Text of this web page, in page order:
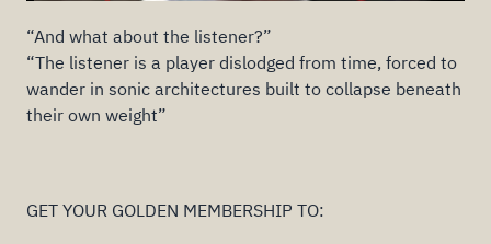
“And what about the listener?”
“The listener is a player dislodged from time, forced to
wander in sonic architectures built to collapse beneath
their own weight”
GET YOUR GOLDEN MEMBERSHIP TO: